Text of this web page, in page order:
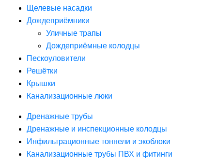
Щелевые насадки
Дождеприёмники
Уличные трапы
Дождеприёмные колодцы
Пескоуловители
Решётки
Крышки
Канализационные люки
Дренажные трубы
Дренажные и инспекционные колодцы
Инфильтрационные тоннели и экоблоки
Канализационные трубы ПВХ и фитинги